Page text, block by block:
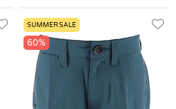
SUMMER SALE
60%